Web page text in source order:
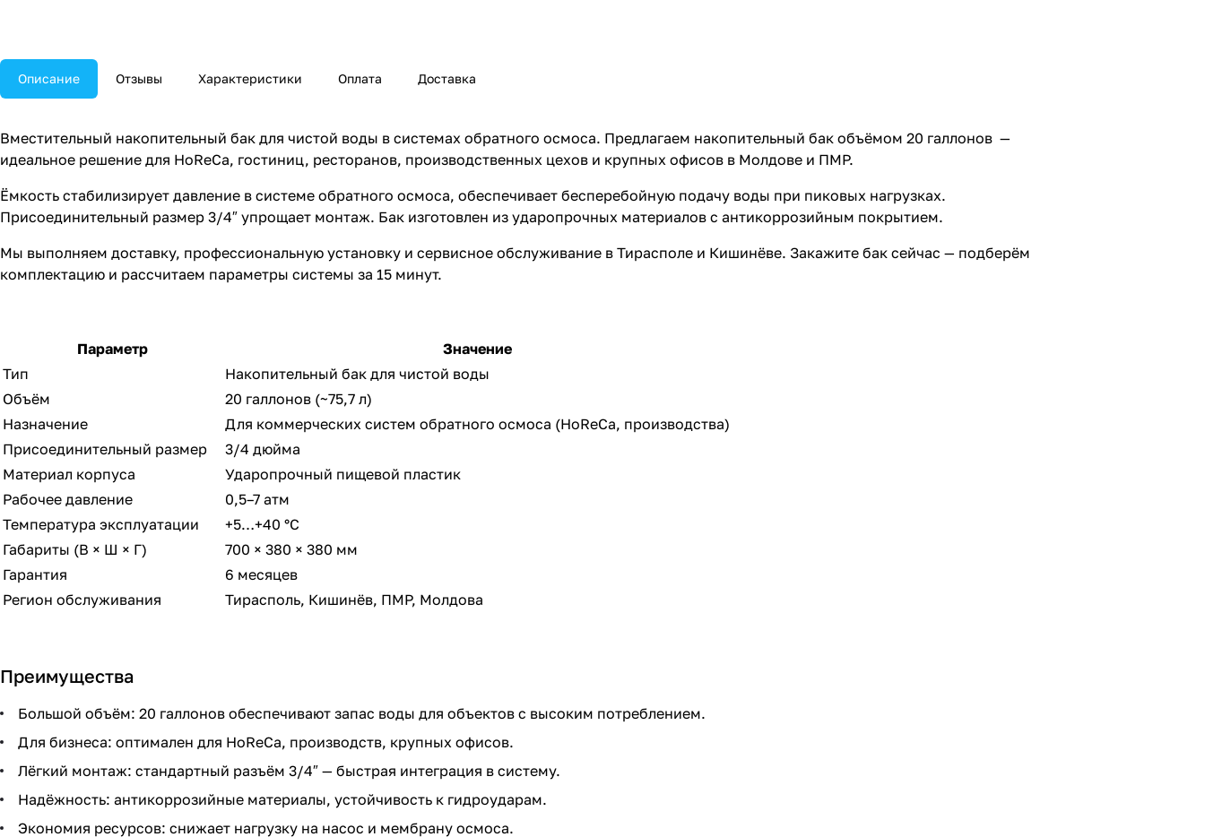
Описание Отзывы Характеристики Оплата Доставка
Вместительный накопительный бак для чистой воды в системах обратного осмоса. Предлагаем накопительный бак объёмом 20 галлонов —
идеальное решение для HoReCa, гостиниц, ресторанов, производственных цехов и крупных офисов в Молдове и ПМР.
Ёмкость стабилизирует давление в системе обратного осмоса, обеспечивает бесперебойную подачу воды при пиковых нагрузках.
Присоединительный размер 3/4″ упрощает монтаж. Бак изготовлен из ударопрочных материалов с антикоррозийным покрытием.
Мы выполняем доставку, профессиональную установку и сервисное обслуживание в Тирасполе и Кишинёве. Закажите бак сейчас — подберём
комплектацию и рассчитаем параметры системы за 15 минут.
Параметр
Значение
Тип
Накопительный бак для чистой воды
Объём
20 галлонов (~75,7 л)
Назначение
Для коммерческих систем обратного осмоса (HoReCa, производства)
Присоединительный размер
3/4 дюйма
Материал корпуса
Ударопрочный пищевой пластик
Рабочее давление
0,5–7 атм
Температура эксплуатации
+5…+40 °C
Габариты (В × Ш × Г)
700 × 380 × 380 мм
Гарантия
6 месяцев
Регион обслуживания
Тирасполь, Кишинёв, ПМР, Молдова
Преимущества
Большой объём: 20 галлонов обеспечивают запас воды для объектов с высоким потреблением.
Для бизнеса: оптимален для HoReCa, производств, крупных офисов.
Лёгкий монтаж: стандартный разъём 3/4″ — быстрая интеграция в систему.
Надёжность: антикоррозийные материалы, устойчивость к гидроударам.
Экономия ресурсов: снижает нагрузку на насос и мембрану осмоса.